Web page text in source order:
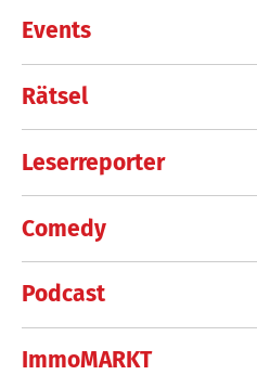
Events
Rätsel
Leserreporter
Comedy
Podcast
ImmoMARKT